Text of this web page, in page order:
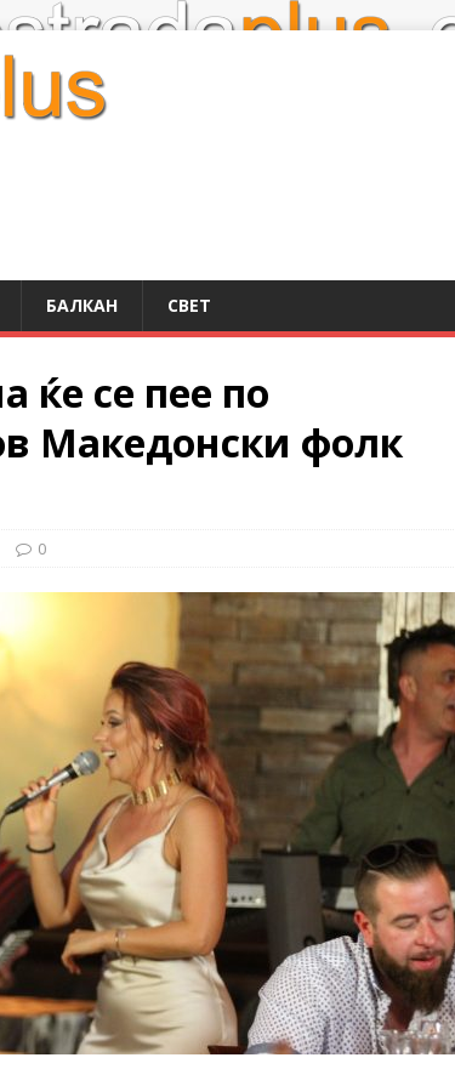
БАЛКАН СВЕТ
ќе се пее по
Македонски фолк
0